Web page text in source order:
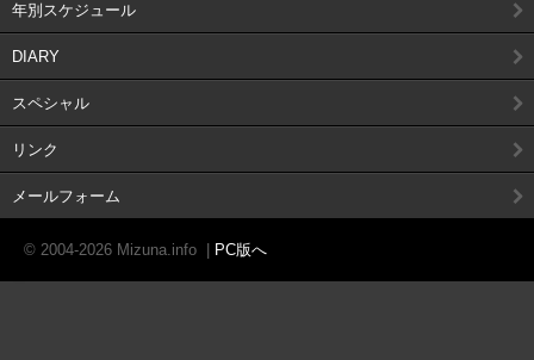
年別スケジュール
DIARY
スペシャル
リンク
メールフォーム
© 2004-2026 Mizuna.info PC版へ